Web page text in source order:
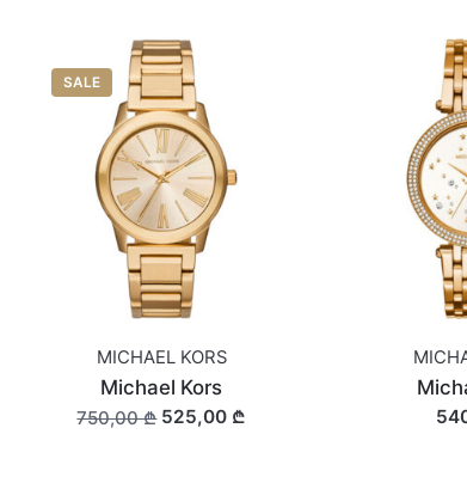
SALE
MICHAEL KORS
Michael Kors
750,00 ₾525,00 ₾